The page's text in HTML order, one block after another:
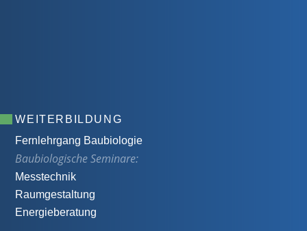
WEITERBILDUNG
Fernlehrgang Baubiologie
Baubiologische Seminare:
Messtechnik
Raumgestaltung
Energieberatung